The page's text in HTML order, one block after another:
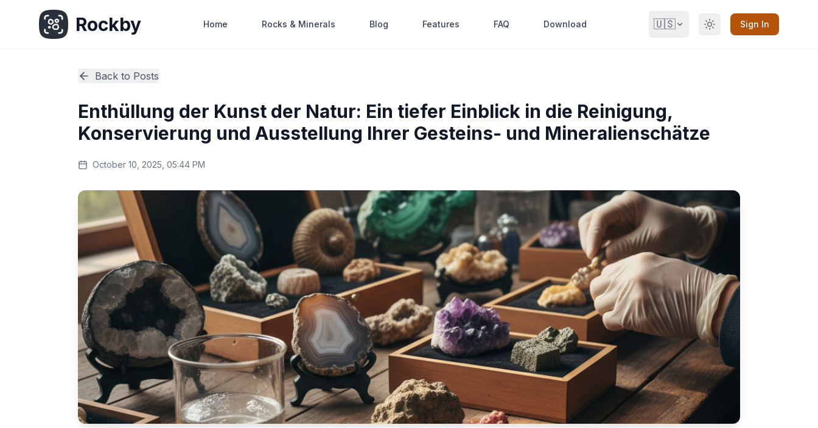
Rockby Home Rocks & Minerals Blog Features FAQ Download 🇺🇸 Sign In
Back to Posts
Enthüllung der Kunst der Natur: Ein tiefer Einblick in die Reinigung,
Konservierung und Ausstellung Ihrer Gesteins- und Mineralienschätze
October 10, 2025, 05:44 PM